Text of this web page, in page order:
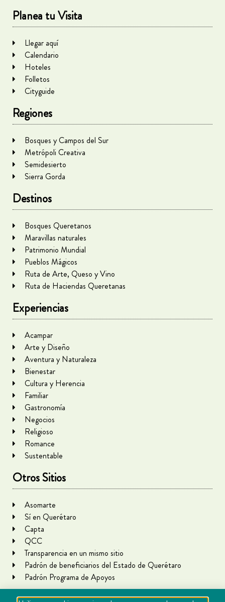
Planea tu Visita
Llegar aquí
Calendario
Hoteles
Folletos
Cityguide
Regiones
Bosques y Campos del Sur
Metrópoli Creativa
Semidesierto
Sierra Gorda
Destinos
Bosques Queretanos
Maravillas naturales
Patrimonio Mundial
Pueblos Mágicos
Ruta de Arte, Queso y Vino
Ruta de Haciendas Queretanas
Experiencias
Acampar
Arte y Diseño
Aventura y Naturaleza
Bienestar
Cultura y Herencia
Familiar
Gastronomía
Negocios
Religioso
Romance
Sustentable
Otros Sitios
Asomarte
Sí en Querétaro
Capta
QCC
Transparencia en un mismo sitio
Padrón de beneficiarios del Estado de Querétaro
Padrón Programa de Apoyos